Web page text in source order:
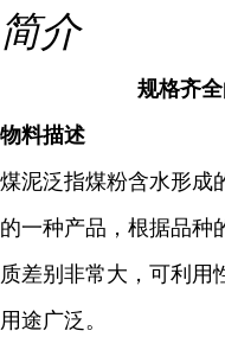
简介
规格齐
物料描述
煤泥泛指煤粉含水形成
的一种产品，根据品种
质差别非常大，可利用
用途广泛。